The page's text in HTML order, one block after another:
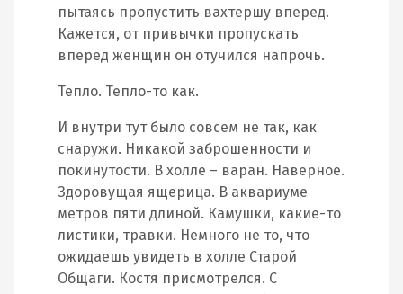
пытаясь пропустить вахтершу вперед.
Кажется, от привычки пропускать
вперед женщин он отучился напрочь.
Тепло. Тепло-то как.
И внутри тут было совсем не так, как
снаружи. Никакой заброшенности и
покинутости. В холле – варан. Наверное.
Здоровущая ящерица. В аквариуме
метров пяти длиной. Камушки, какие-то
листики, травки. Немного не то, что
ожидаешь увидеть в холле Старой
Общаги. Костя присмотрелся. С